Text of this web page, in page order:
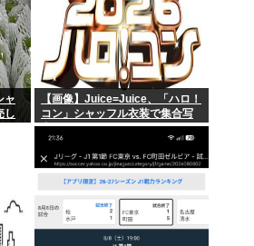
ャ
し
ほ
【画像】Juice=Juice、「ハロ！
コン」シャッフル衣装で集合写
真